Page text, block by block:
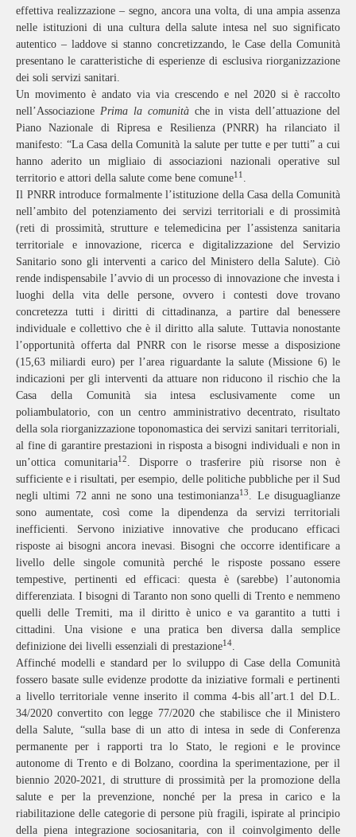
effettiva realizzazione – segno, ancora una volta, di una ampia assenza
nelle istituzioni di una cultura della salute intesa nel suo significato
autentico – laddove si stanno concretizzando, le Case della Comunità
presentano le caratteristiche di esperienze di esclusiva riorganizzazione
dei soli servizi sanitari.
Un movimento è andato via via crescendo e nel 2020 si è raccolto
nell’Associazione Prima la comunitàche in vista dell’attuazione del
Piano Nazionale di Ripresa e Resilienza (PNRR) ha rilanciato il
manifesto: “La Casa della Comunità la salute per tutte e per tutti” a cui
hanno aderito un migliaio di associazioni nazionali operative sul
territorio e attori della salute come bene comune11
Il PNRR introduce formalmente l’istituzione della Casa della Comunità
nell’ambito del potenziamento dei servizi territoriali e di prossimità
(reti di prossimità, strutture e telemedicina per l’assistenza sanitaria
territoriale e innovazione, ricerca e digitalizzazione del Servizio
Sanitario sono gli interventi a carico del Ministero della Salute). Ciò
rende indispensabile l’avvio di un processo di innovazione che investa i
luoghi della vita delle persone, ovvero i contesti dove trovano
concretezza tutti i diritti di cittadinanza, a partire dal benessere
individuale e collettivo che è il diritto alla salute. Tuttavia nonostante
l’opportunità offerta dal PNRR con le risorse messe a disposizione
(15,63 miliardi euro) per l’area riguardante la salute (Missione 6) le
indicazioni per gli interventi da attuare non riducono il rischio che la
Casa della Comunità sia intesa esclusivamente come un
poliambulatorio, con un centro amministrativo decentrato, risultato
della sola riorganizzazione toponomastica dei servizi sanitari territoriali,
al fine di garantire prestazioni in risposta a bisogni individuali e non in
un’ottica comunitaria12
. Disporre o trasferire più risorse non è
sufficiente e i risultati, per esempio, delle politiche pubbliche per il Sud
negli ultimi 72 anni ne sono una testimonianza13
. Le disuguaglianze
sono aumentate, così come la dipendenza da servizi territoriali
inefficienti. Servono iniziative innovative che producano efficaci
risposte ai bisogni ancora inevasi. Bisogni che occorre identificare a
livello delle singole comunità perché le risposte possano essere
tempestive, pertinenti ed efficaci: questa è (sarebbe) l’autonomia
differenziata. I bisogni di Taranto non sono quelli di Trento e nemmeno
quelli delle Tremiti, ma il diritto è unico e va garantito a tutti i
cittadini. Una visione e una pratica ben diversa dalla semplice
definizione dei livelli essenziali di prestazione14
Affinché modelli e standard per lo sviluppo di Case della Comunità
fossero basate sulle evidenze prodotte da iniziative formali e pertinenti
a livello territoriale venne inserito il comma 4-bis all’art.1 del D.L.
34/2020 convertito con legge 77/2020 che stabilisce che il Ministero
della Salute, “sulla base di un atto di intesa in sede di Conferenza
permanente per i rapporti tra lo Stato, le regioni e le province
autonome di Trento e di Bolzano, coordina la sperimentazione, per il
biennio 2020-2021, di strutture di prossimità per la promozione della
salute e per la prevenzione, nonché per la presa in carico e la
riabilitazione delle categorie di persone più fragili, ispirate al principio
della piena integrazione sociosanitaria, con il coinvolgimento delle